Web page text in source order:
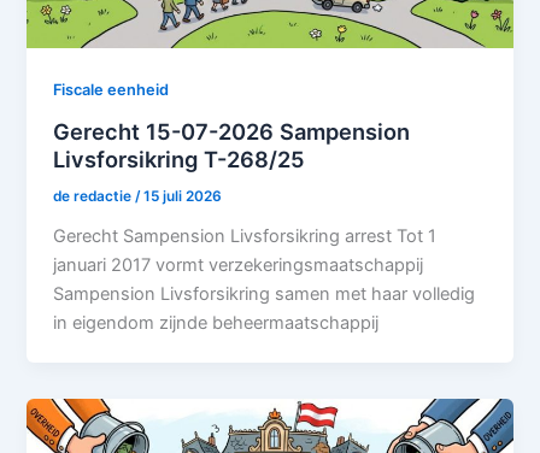
Fiscale eenheid
Gerecht 15-07-2026 Sampension
Livsforsikring T-268/25
de redactie /15 juli 2026
Gerecht Sampension Livsforsikring arrest Tot 1
januari 2017 vormt verzekeringsmaatschappij
Sampension Livsforsikring samen met haar volledig
in eigendom zijnde beheermaatschappij